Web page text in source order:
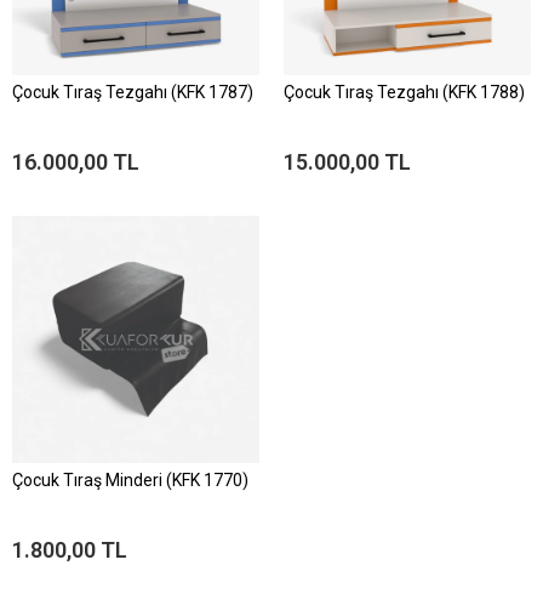
Çocuk Tıraş Tezgahı (KFK 1787)
16.000,00 TL
Çocuk Tıraş Tezgahı (KFK 1788)
15.000,00 TL
Çocuk Tıraş Minderi (KFK 1770)
1.800,00 TL